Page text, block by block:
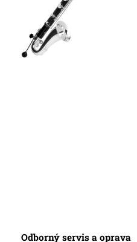
Odborný servis a oprava